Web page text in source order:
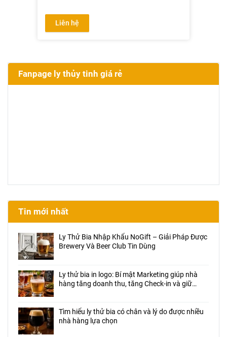
Liên hệ
Fanpage ly thủy tinh giá rẻ
Tin mới nhất
Ly Thử Bia Nhập Khẩu NoGift – Giải Pháp Được
Brewery Và Beer Club Tin Dùng
Ly thử bia in logo: Bí mật Marketing giúp nhà
hàng tăng doanh thu, tăng Check-in và giữ
Tìm hiểu ly thử bia có chân và lý do được nhiều
nhà hàng lựa chọn